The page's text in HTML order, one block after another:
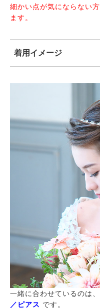
細かい点が気にならない
ます。
着用イメージ
一緒に合わせているのは、
／ピアス です。